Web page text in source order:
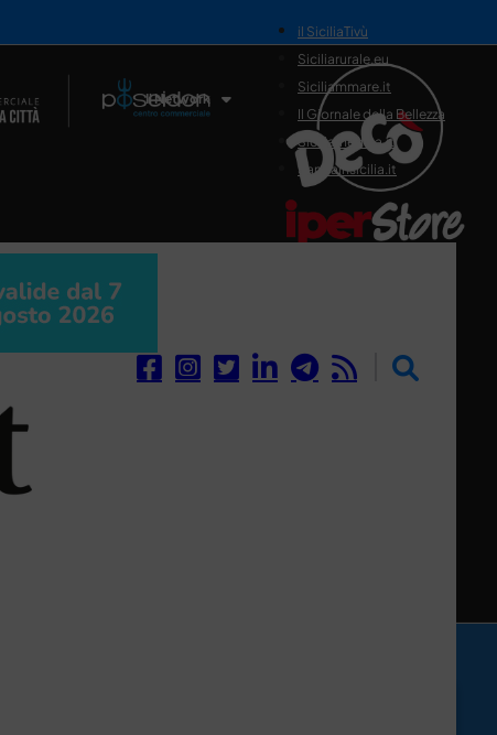
Il Network
il SiciliaTivù
Siciliarurale.eu
Siciliammare.it
Il Giornale della Bellezza
Siciliamedica.it
Sanitainsicilia.it